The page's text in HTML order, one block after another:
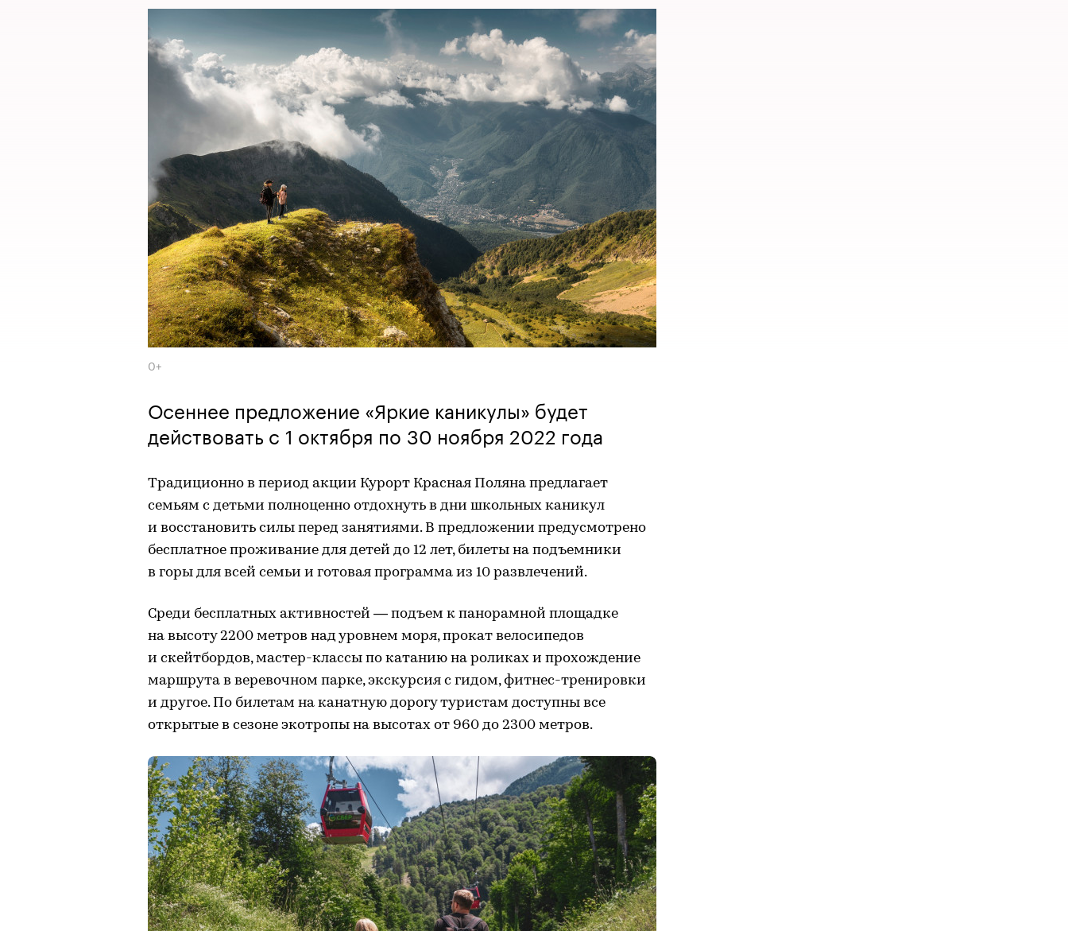
0+
Осеннее предложение «Яркие каникулы» будет
действовать с 1 октября по 30 ноября 2022 года
Традиционно в период акции Курорт Красная Поляна предлагает
семьям с детьми полноценно отдохнуть в дни школьных каникул
и восстановить силы перед занятиями. В предложении предусмотрено
бесплатное проживание для детей до 12 лет, билеты на подъемники
в горы для всей семьи и готовая программа из 10 развлечений.
Среди бесплатных активностей — подъем к панорамной площадке
на высоту 2200 метров над уровнем моря, прокат велосипедов
и скейтбордов, мастер-классы по катанию на роликах и прохождение
маршрута в веревочном парке, экскурсия с гидом, фитнес-тренировки
и другое. По билетам на канатную дорогу туристам доступны все
открытые в сезоне экотропы на высотах от 960 до 2300 метров.